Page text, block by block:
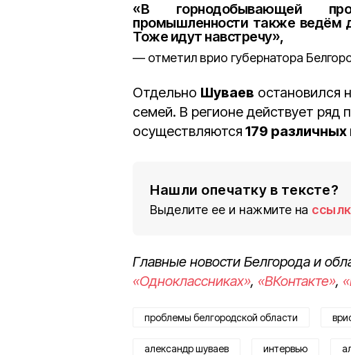
«В горнодобывающей
промышленности также ведём
Тоже идут навстречу»,
отметил врио губернатора
Отдельно Шуваев остановился
семей. В регионе действует ряд
осуществляются 179
Нашли опечатку в тексте?
Выделите ее и нажмите на
Главные новости Белгорода и
«Одноклассниках», «ВКонтакте»,
проблемы белгородской области
александр шуваев интервью